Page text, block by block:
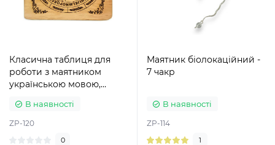
Класична таблиця для
роботи з маятником
українською мовою,
В наявності
ZP-120
0
Маятник біолокаційний -
7 чакр
В наявності
ZP-114
1